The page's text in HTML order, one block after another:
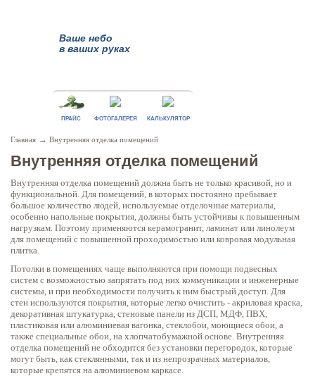
Ваше небо
в ваших руках
ПРАЙС ФОТОГАЛЕРЕЯ КАЛЬКУЛЯТОР
Главная → Внутренняя отделка помещений
Внутренняя отделка помещений
Внутренняя отделка помещений должна быть не только красивой, но и
функциональной. Для помещений, в которых постоянно пребывает
большое количество людей, используемые отделочные материалы,
особенно напольные покрытия, должны быть устойчивы к повышенным
нагрузкам. Поэтому применяются керамогранит, ламинат или линолеум
для помещений с повышенной проходимостью или ковровая модульная
плитка.
Потолки в помещениях чаще выполняются при помощи подвесных
систем с возможностью запрятать под них коммуникации и инженерные
системы, и при необходимости получить к ним быстрый доступ. Для
стен используются покрытия, которые легко очистить - акриловая краска,
декоративная штукатурка, стеновые панели из ДСП, МДФ, ПВХ,
пластиковая или алюминиевая вагонка, стеклобои, моющиеся обои, а
также специальные обои, на хлопчатобумажной основе. Внутренняя
отделка помещений не обходится без установки перегородок, которые
могут быть, как стеклянными, так и из непрозрачных материалов,
которые крепятся на алюминиевом каркасе.